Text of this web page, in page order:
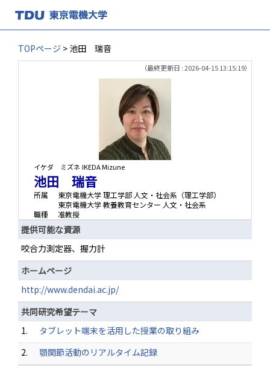
TOPページ > 池田 瑞音
（最終更新日 : 2026-04-15 13:15:19）
イケダ ミズネ IKEDA Mizune
池田 瑞音
所属
東京電機大学 理工学部 人文・社会系（理工学部）
東京電機大学 教養教育センター 人文・社会系
職種
准教授
提供可能な資源
咬合力測定器、握力計
ホームページ
http://www.dendai.ac.jp/
共同研究希望テーマ
1.
タブレット端末を活用した授業の取り組み
2.
顎関節活動のリアルタイム記録